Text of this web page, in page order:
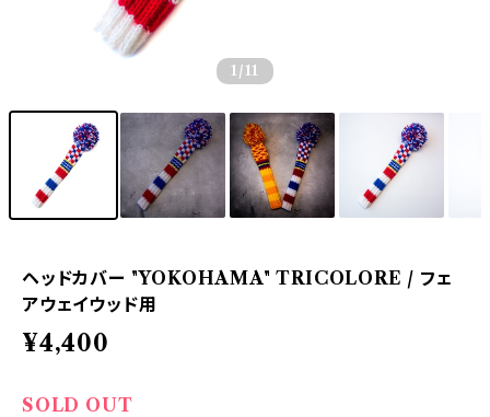
1 /11
ヘッドカバー "YOKOHAMA" TRICOLORE / フェ
アウェイウッド用
¥4,400
SOLD OUT